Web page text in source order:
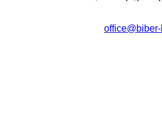
office@biber-